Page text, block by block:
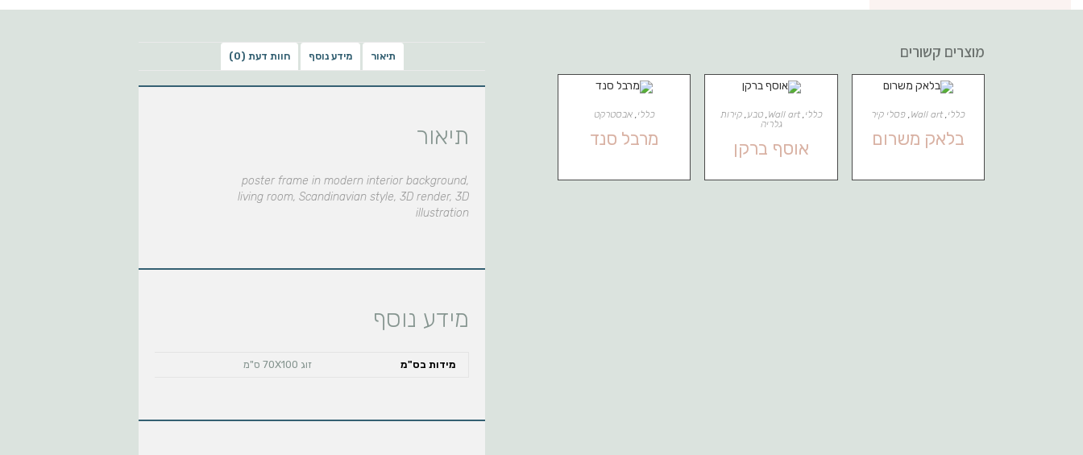
מוצרים קשורים
כללי,
Wall art
,פסלי קיר
בלאק משרום
כללי,
Wall art
,טבע,קירות
גלריה
אוסף ברקן
כללי,אבסטרקט
מרבל סנד
תיאור מידע נוסף חוות דעת (0)
תיאור
poster frame in modern interior background,
living room, Scandinavian style, 3D render, 3D
illustration
מידע נוסף
מידות בס"מ זוג 70X100 ס"מ